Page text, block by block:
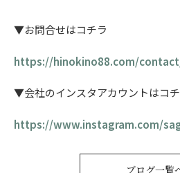
▼お問合せはコチラ
https://hinokino88.com/
▼会社のインスタアカウントはコ
https://www.instagram.com/
ブログ一覧